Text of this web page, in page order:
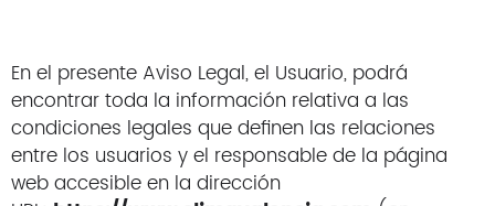
Hasta 2500
Hasta 4000
Hasta 4500
En el presente Aviso Legal, el Usuario, podrá
encontrar toda la información relativa a las
condiciones legales que definen las relaciones
entre los usuarios y el responsable de la página
web accesible en la dirección